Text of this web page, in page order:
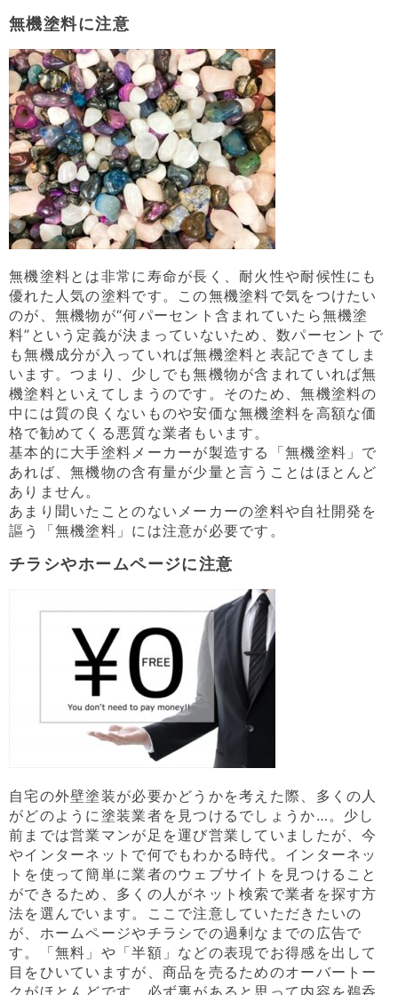
無機塗料に注意
無機塗料とは非常に寿命が長く、耐火性や耐候性にも
優れた人気の塗料です。この無機塗料で気をつけたい
のが、無機物が“何パーセント含まれていたら無機塗
料”という定義が決まっていないため、数パーセントで
も無機成分が入っていれば無機塗料と表記できてしま
います。つまり、少しでも無機物が含まれていれば無
機塗料といえてしまうのです。そのため、無機塗料の
中には質の良くないものや安価な無機塗料を高額な価
格で勧めてくる悪質な業者もいます。
基本的に大手塗料メーカーが製造する「無機塗料」で
あれば、無機物の含有量が少量と言うことはほとんど
ありません。
あまり聞いたことのないメーカーの塗料や自社開発を
謳う「無機塗料」には注意が必要です。
チラシやホームページに注意
自宅の外壁塗装が必要かどうかを考えた際、多くの人
がどのように塗装業者を見つけるでしょうか…。少し
前までは営業マンが足を運び営業していましたが、今
やインターネットで何でもわかる時代。インターネッ
トを使って簡単に業者のウェブサイトを見つけること
ができるため、多くの人がネット検索で業者を探す方
法を選んでいます。ここで注意していただきたいの
が、ホームページやチラシでの過剰なまでの広告で
す。「無料」や「半額」などの表現でお得感を出して
目をひいていますが、商品を売るためのオーバートー
クがほとんどです。必ず裏があると思って内容を鵜呑